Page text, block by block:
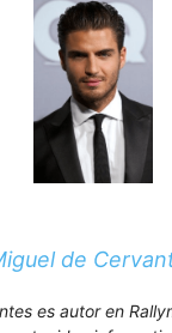
de
es autor en